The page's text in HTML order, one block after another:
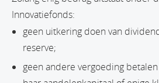
Innovatiefonds:
geen uitkering doen van
reserve;
geen andere vergoeding